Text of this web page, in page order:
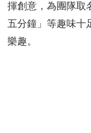
揮創意，為團隊取
五分鐘」等趣味十
樂趣。